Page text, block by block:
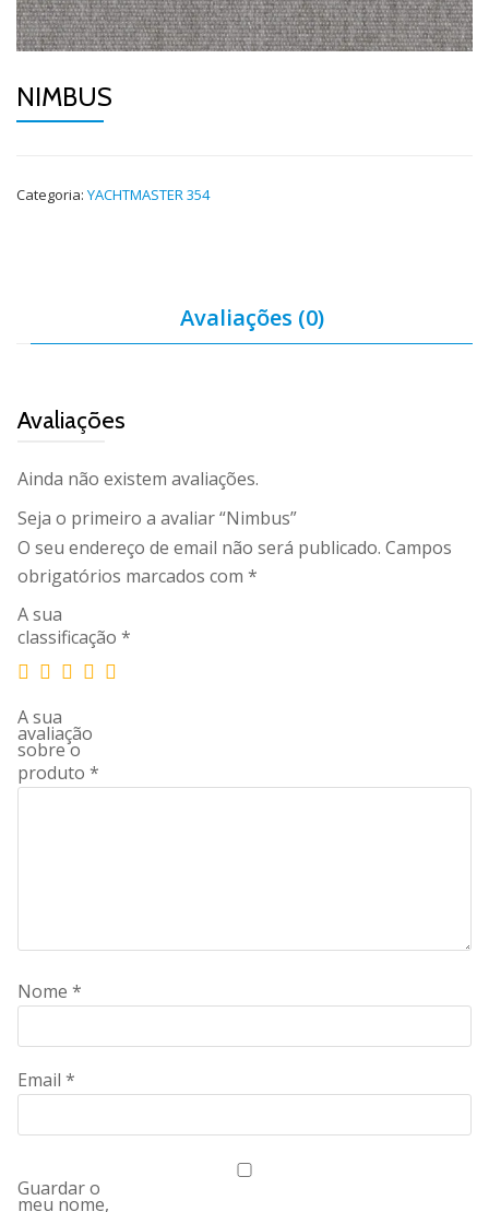
NIMBUS
Categoria: YACHTMASTER 354
Avaliações (0)
Avaliações
Ainda não existem avaliações.
Seja o primeiro a avaliar “Nimbus”
O seu endereço de email não será publicado. Campos
obrigatórios marcados com *
A sua
classificação *
A sua
avaliação
sobre o
produto *
Nome *
Email *
Guardar o
meu nome,